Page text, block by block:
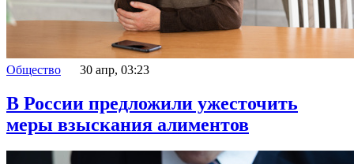
Общество 30 апр, 03:23
В России предложили ужесточить
меры взыскания алиментов